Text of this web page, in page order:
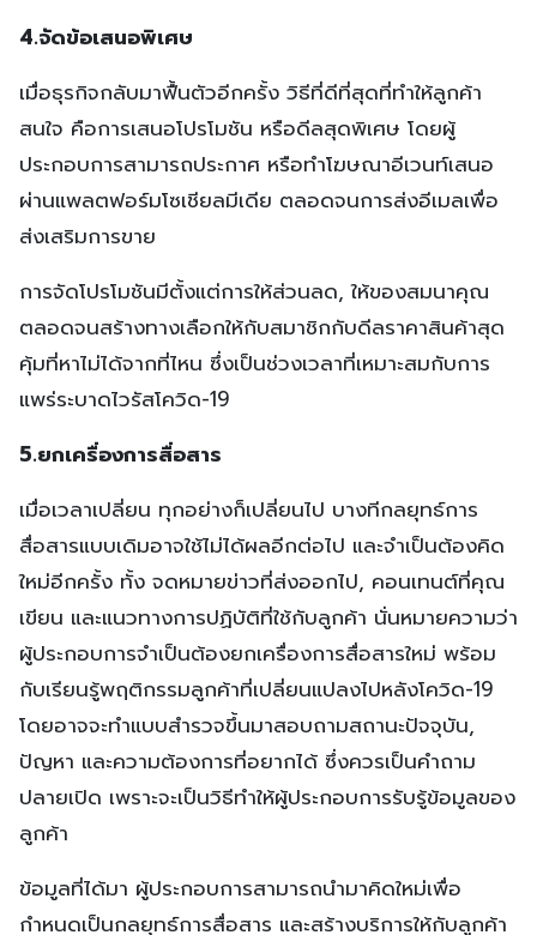
4.จัดข้อเสนอพิเศษ
เมื่อธุรกิจกลับมาฟื้นตัวอีกครั้ง วิธีที่ดีที่สุดที่ทำให้ลูกค้า
สนใจ คือการเสนอโปรโมชัน หรือดีลสุดพิเศษ โดยผู้
ประกอบการสามารถประกาศ หรือทำโฆษณาอีเวนท์เสนอ
ผ่านแพลตฟอร์มโซเชียลมีเดีย ตลอดจนการส่งอีเมลเพื่อ
ส่งเสริมการขาย
การจัดโปรโมชันมีตั้งแต่การให้ส่วนลด, ให้ของสมนาคุณ
ตลอดจนสร้างทางเลือกให้กับสมาชิกกับดีลราคาสินค้าสุด
คุ้มที่หาไม่ได้จากที่ไหน ซึ่งเป็นช่วงเวลาที่เหมาะสมกับการ
แพร่ระบาดไวรัสโควิด-19
5.ยกเครื่องการสื่อสาร
เมื่อเวลาเปลี่ยน ทุกอย่างก็เปลี่ยนไป บางทีกลยุทธ์การ
สื่อสารแบบเดิมอาจใช้ไม่ได้ผลอีกต่อไป และจำเป็นต้องคิด
ใหม่อีกครั้ง ทั้ง จดหมายข่าวที่ส่งออกไป, คอนเทนต์ที่คุณ
เขียน และแนวทางการปฏิบัติที่ใช้กับลูกค้า นั่นหมายความว่า
ผู้ประกอบการจำเป็นต้องยกเครื่องการสื่อสารใหม่ พร้อม
กับเรียนรู้พฤติกรรมลูกค้าที่เปลี่ยนแปลงไปหลังโควิด-19
โดยอาจจะทำแบบสำรวจขึ้นมาสอบถามสถานะปัจจุบัน,
ปัญหา และความต้องการที่อยากได้ ซึ่งควรเป็นคำถาม
ปลายเปิด เพราะจะเป็นวิธีทำให้ผู้ประกอบการรับรู้ข้อมูลของ
ลูกค้า
ข้อมูลที่ได้มา ผู้ประกอบการสามารถนำมาคิดใหม่เพื่อ
กำหนดเป็นกลยุทธ์การสื่อสาร และสร้างบริการให้กับลูกค้า